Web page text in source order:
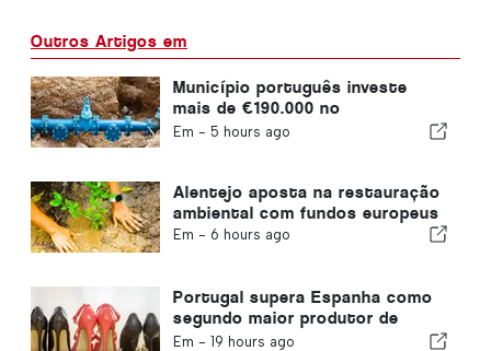
Outros Artigos em
Município português investe
mais de €190.000 no
abastecimento de água
Em - 5 hours ago
Alentejo aposta na restauração
ambiental com fundos europeus
Em - 6 hours ago
Portugal supera Espanha como
segundo maior produtor de
calçado da Europa
Em - 19 hours ago